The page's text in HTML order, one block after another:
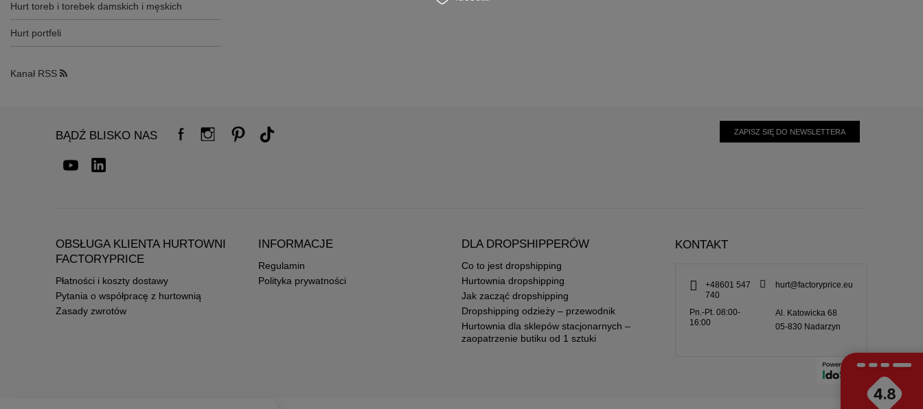
Hurt toreb i torebek damskich i męskich
Hurt portfeli
Kanał RSS
BĄDŹ BLISKO NAS ZAPISZ SIĘ DO NEWSLETTERA
OBSŁUGA KLIENTA HURTOWNI
FACTORYPRICE
Płatności i koszty dostawy
Pytania o współpracę z hurtownią
Zasady zwrotów
INFORMACJE
Regulamin
Polityka prywatności
DLA DROPSHIPPERÓW
Co to jest dropshipping
Hurtownia dropshipping
Jak zacząć dropshipping
Dropshipping odzieży – przewodnik
Hurtownia dla sklepów stacjonarnych –
zaopatrzenie butiku od 1 sztuki
KONTAKT
+48601 547
740
hurt@factoryprice.eu
Pn.-Pt. 08:00-
16:00
Al. Katowicka 68
05-830 Nadarzyn
4.8